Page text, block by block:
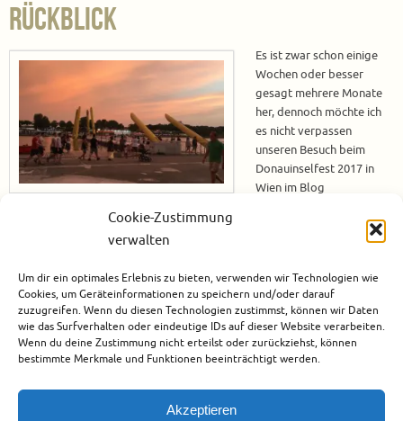
Cookie-Zustimmung
verwalten
Um dir ein optimales Erlebnis zu bieten, verwenden wir Technologien wie
Cookies, um Geräteinformationen zu speichern und/oder darauf
zuzugreifen. Wenn du diesen Technologien zustimmst, können wir Daten
wie das Surfverhalten oder eindeutige IDs auf dieser Website verarbeiten.
Wenn du deine Zustimmung nicht erteilst oder zurückziehst, können
bestimmte Merkmale und Funktionen beeinträchtigt werden.
Akzeptieren
Rückblick
Es ist zwar schon einige
Wochen oder besser
gesagt mehrere Monate
her, dennoch möchte ich
es nicht verpassen
unseren Besuch beim
Donauinselfest 2017 in
Wien im Blog
Donauinselfest kann man ohne Umschweife als großes Event bezeichnen.
Es findet ein Mal pro Jahr, jeweils Ende Juni, statt. Bei dem Event handelt
Der Eintritt ist kostenlos. Jedes Jahr treten auf…
Weiterlesen
November 30, 2017 Europa,Österreich 0